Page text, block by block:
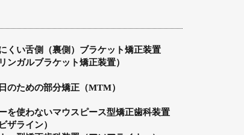
くい舌側（裏側）ブラケット矯正装置
ンガルブラケット矯正装置）
のための部分矯正（MTM）
を使わないマウスピース型矯正歯科装置
ザライン）